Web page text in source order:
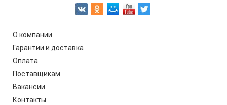
О компании
Гарантии и доставка
Оплата
Поставщикам
Вакансии
Контакты